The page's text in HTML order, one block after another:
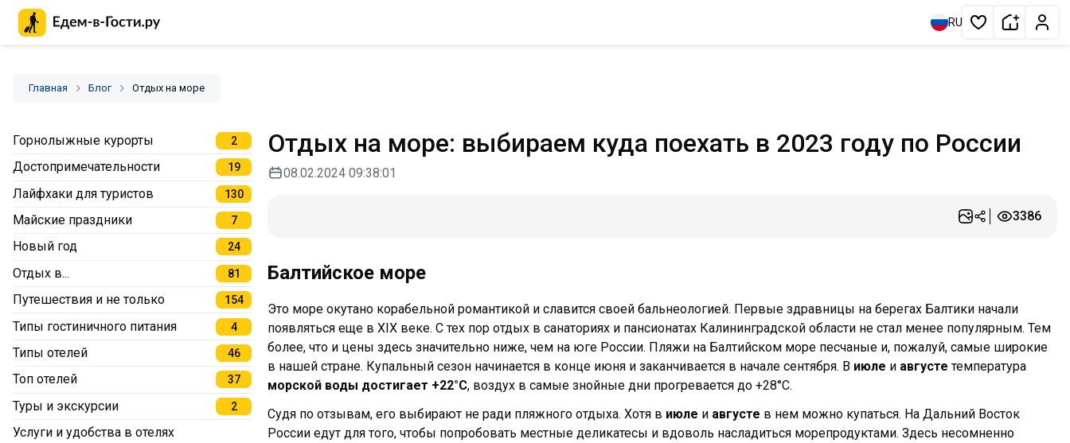
RU Избранное
Сдать
Главная Блог Отдых на море
Отдых на море: выбираем куда поехать в 2023 году по России
08.02.2024 09:38:01
3386
Балтийское море
Это море окутано корабельной романтикой и славится своей бальнеологией. Первые здравницы на берегах Балтики начали
появляться еще в XIX веке. С тех пор отдых в санаториях и пансионатах Калининградской области не стал менее популярным. Тем
более, что и цены здесь значительно ниже, чем на юге России. Пляжи на Балтийском море песчаные и, пожалуй, самые широкие
в нашей стране. Купальный сезон начинается в конце июня и заканчивается в начале сентября. В июле и августе температура
морской воды достигает +22°С, воздух в самые знойные дни прогревается до +28°С.
Судя по отзывам, его выбирают не ради пляжного отдыха. Хотя в июле и августе в нем можно купаться. На Дальний Восток
России едут для того, чтобы попробовать местные деликатесы и вдоволь насладиться морепродуктами. Здесь несомненно
Горнолыжные курорты 2
Достопримечательности 19
Лайфхаки для туристов 130
Майские праздники 7
Новый год 24
Отдых в... 81
Путешествия и не только 154
Типы гостиничного питания 4
Типы отелей 46
Топ отелей 37
Туры и экскурсии 2
Услуги и удобства в отелях